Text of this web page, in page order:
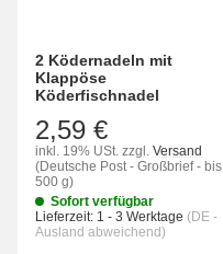
2 Ködernadeln mit
Klappöse
Köderfischnadel
2,59 €
inkl. 19% USt. zzgl. Versand
(Deutsche Post - Großbrief - bis
500 g)
Sofort verfügbar
Lieferzeit: 1 - 3 Werktage (DE -
Ausland abweichend)